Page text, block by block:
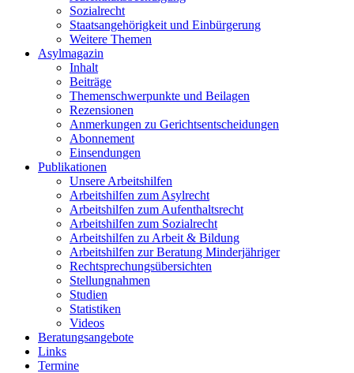
Sozialrecht
Staatsangehörigkeit und Einbürgerung
Weitere Themen
Asylmagazin
Inhalt
Beiträge
Themenschwerpunkte und Beilagen
Rezensionen
Anmerkungen zu Gerichtsentscheidungen
Abonnement
Einsendungen
Publikationen
Unsere Arbeitshilfen
Arbeitshilfen zum Asylrecht
Arbeitshilfen zum Aufenthaltsrecht
Arbeitshilfen zum Sozialrecht
Arbeitshilfen zu Arbeit & Bildung
Arbeitshilfen zur Beratung Minderjähriger
Rechtsprechungsübersichten
Stellungnahmen
Studien
Statistiken
Videos
Beratungsangebote
Links
Termine